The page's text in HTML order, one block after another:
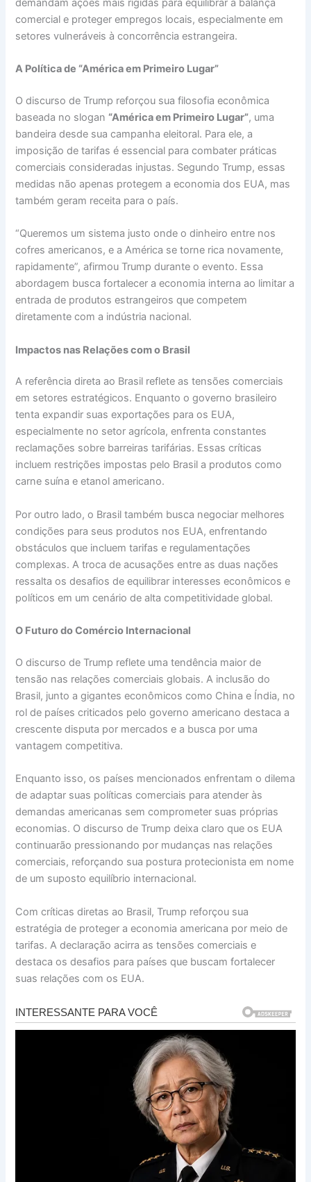
demandam ações mais rígidas para equilibrar a balança
comercial e proteger empregos locais, especialmente em
setores vulneráveis à concorrência estrangeira.
A Política de “América em Primeiro Lugar”
O discurso de Trump reforçou sua filosofia econômica
baseada no slogan “América em Primeiro Lugar”, uma
bandeira desde sua campanha eleitoral. Para ele, a
imposição de tarifas é essencial para combater práticas
comerciais consideradas injustas. Segundo Trump, essas
medidas não apenas protegem a economia dos EUA, mas
também geram receita para o país.
“Queremos um sistema justo onde o dinheiro entre nos
cofres americanos, e a América se torne rica novamente,
rapidamente”, afirmou Trump durante o evento. Essa
abordagem busca fortalecer a economia interna ao limitar a
entrada de produtos estrangeiros que competem
diretamente com a indústria nacional.
Impactos nas Relações com o Brasil
A referência direta ao Brasil reflete as tensões comerciais
em setores estratégicos. Enquanto o governo brasileiro
tenta expandir suas exportações para os EUA,
especialmente no setor agrícola, enfrenta constantes
reclamações sobre barreiras tarifárias. Essas críticas
incluem restrições impostas pelo Brasil a produtos como
carne suína e etanol americano.
Por outro lado, o Brasil também busca negociar melhores
condições para seus produtos nos EUA, enfrentando
obstáculos que incluem tarifas e regulamentações
complexas. A troca de acusações entre as duas nações
ressalta os desafios de equilibrar interesses econômicos e
políticos em um cenário de alta competitividade global.
O Futuro do Comércio Internacional
O discurso de Trump reflete uma tendência maior de
tensão nas relações comerciais globais. A inclusão do
Brasil, junto a gigantes econômicos como China e Índia, no
rol de países criticados pelo governo americano destaca a
crescente disputa por mercados e a busca por uma
vantagem competitiva.
Enquanto isso, os países mencionados enfrentam o dilema
de adaptar suas políticas comerciais para atender às
demandas americanas sem comprometer suas próprias
economias. O discurso de Trump deixa claro que os EUA
continuarão pressionando por mudanças nas relações
comerciais, reforçando sua postura protecionista em nome
de um suposto equilíbrio internacional.
Com críticas diretas ao Brasil, Trump reforçou sua
estratégia de proteger a economia americana por meio de
tarifas. A declaração acirra as tensões comerciais e
destaca os desafios para países que buscam fortalecer
suas relações com os EUA.